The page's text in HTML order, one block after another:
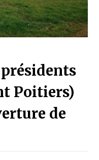
Poitiers)
de